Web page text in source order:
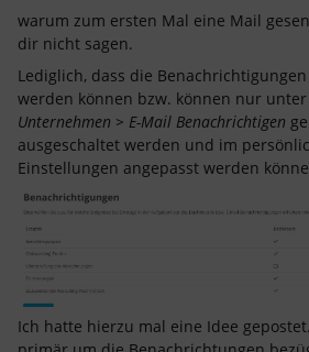
warum zum ersten Mal eine Mail
dir nicht sagen.
Lediglich, dass die
werden können bzw. können nur unter
Unternehmen > E-Mail Benachrichtigen
ausgeschaltet werden und im
Einstellungen angepasst werden
Ich hatte hierzu mal eine Idee